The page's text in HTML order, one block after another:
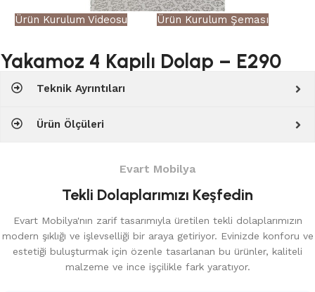
Ürün Kurulum Videosu Ürün Kurulum Şeması
Yakamoz 4 Kapılı Dolap – E290
Teknik Ayrıntıları
Ürün Ölçüleri
Evart Mobilya
Tekli Dolaplarımızı Keşfedin
Evart Mobilya'nın zarif tasarımıyla üretilen tekli dolaplarımızın
modern şıklığı ve işlevselliği bir araya getiriyor. Evinizde konforu ve
estetiği buluşturmak için özenle tasarlanan bu ürünler, kaliteli
malzeme ve ince işçilikle fark yaratıyor.